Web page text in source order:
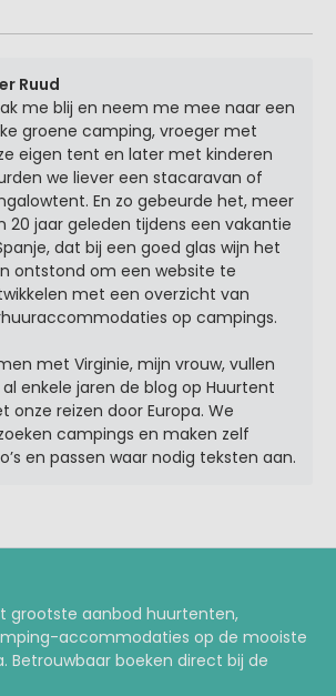
Ruud
me blij en neem me mee naar een
groene camping, vroeger met
eigen tent en later met kinderen
we liever een stacaravan of
En zo gebeurde het, meer
20 jaar geleden tijdens een vakantie
dat bij een goed glas wijn het
ontstond om een website te
met een overzicht van
op campings.
met Virginie, mijn vrouw, vullen
enkele jaren de blog op Huurtent
onze reizen door Europa. We
campings en maken zelf
en passen waar nodig teksten aan.
grootste aanbod huurtenten,
accommodaties op de mooiste
Betrouwbaar boeken direct bij de